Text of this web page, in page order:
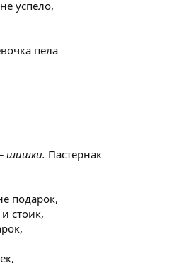
успело,
пела
шишки. Пастернак
подарок,
стоик,